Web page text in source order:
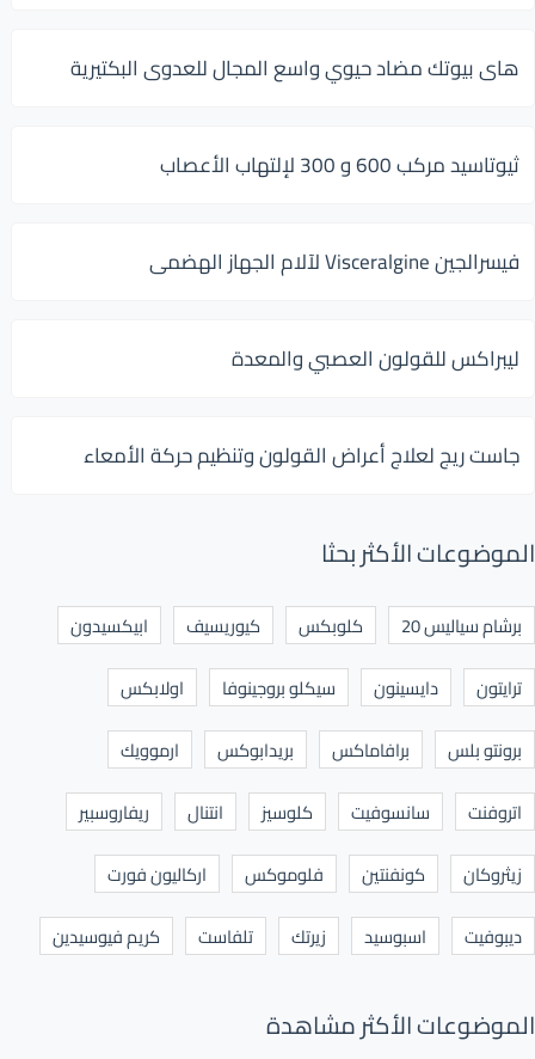
هاى بيوتك مضاد حيوي واسع المجال للعدوى البكتيرية
ثيوتاسيد مركب 600 و 300 لإلتهاب الأعصاب
فيسرالجين Visceralgine لآلام الجهاز الهضمى
ليبراكس للقولون العصبي والمعدة
جاست ريج لعلاج أعراض القولون وتنظيم حركة الأمعاء
الموضوعات الأكثر بحثا
برشام سياليس 20 كلوبكس كيوريسيف
ابيكسيدون
ترايتون
دايسينون سيكلو بروجينوفا
اولابكس
برونتو بلس
برافاماكس بريدابوكس
ارموويك
اتروفنت
سانسوفيت كلوسيز انتنال
ريفاروسبير
زيثروكان
كونفنتين فلوموكس
اركاليون فورت
ديبوفيت
اسبوسيد زيرتك تلفاست كريم فيوسيدين
الموضوعات الأكثر مشاهدة